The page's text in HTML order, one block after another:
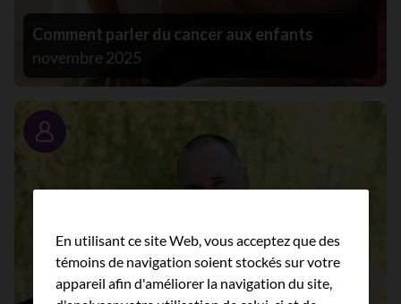
Comment parler du cancer aux enfants
novembre 2025
Portrait
En utilisant ce site Web, vous acceptez que des
témoins de navigation soient stockés sur votre
appareil afin d'améliorer la navigation du site,